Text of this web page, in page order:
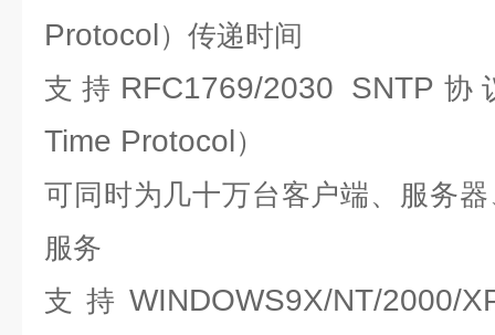
Protocol）传递时间
支持 RFC1769/2030 SNTP 协
Time Protocol）
可同时为几十万台客户端、服务
服务
支持 WINDOWS9X/NT/2000/